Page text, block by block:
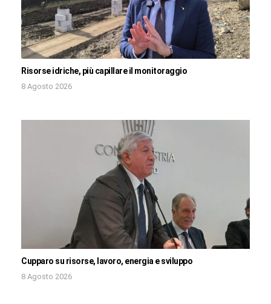
Risorse idriche, più capillare il monitoraggio
8 Agosto 2026
Cupparo su risorse, lavoro, energia e sviluppo
8 Agosto 2026